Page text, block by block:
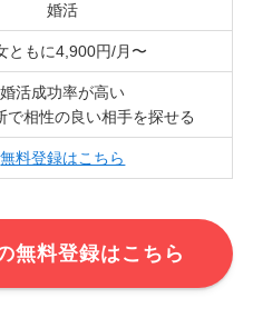
婚活
ともに4,900円/月〜
婚活成功率が高い
で相性の良い相手を探せる
無料登録はこちら
無料登録はこちら